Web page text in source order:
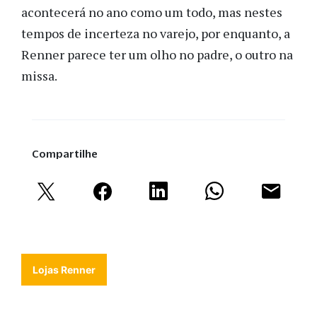
acontecerá no ano como um todo, mas nestes
tempos de incerteza no varejo, por enquanto, a
Renner parece ter um olho no padre, o outro na
missa.
Compartilhe
Lojas Renner